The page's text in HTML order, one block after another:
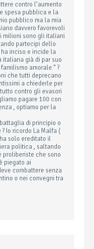
contro l’aumento
spesa pubblica e la
pubblico ma la mia
davvero favorevoli
milioni sono gli italiani
partecipi dello
inciso e incide la
già di par suo
amorale ” ?
che tutti deprecano
a chiederle per
contro gli evasori
pagare 100 con
, optiamo per la
di principio o
Io ricordo La Malfa (
solo ereditato il
politica , saltando
proliberiste che sono
piegato ai
combattere senza
o nei convegni tra